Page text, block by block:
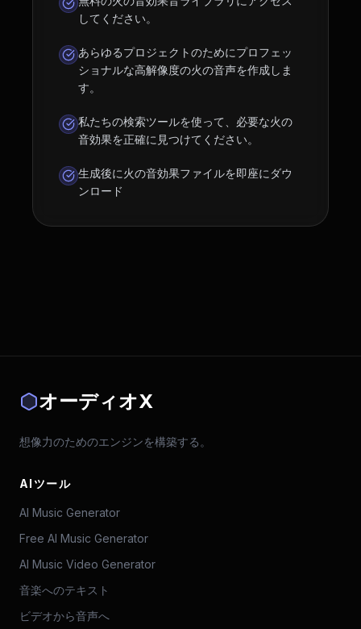
してください。
あらゆるプロジェクトのためにプロフェッ
ショナルな高解像度の火の音声を作成しま
す。
私たちの検索ツールを使って、必要な火の
音効果を正確に見つけてください。
生成後に火の音効果ファイルを即座にダウ
ンロード
オーディオX
想像力のためのエンジンを構築する。
AIツール
AI Music Generator
Free AI Music Generator
AI Music Video Generator
音楽へのテキスト
ビデオから音声へ